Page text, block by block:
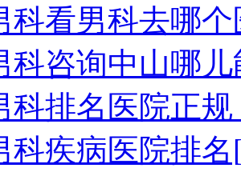
科看男科去哪
科咨询中山哪儿
科排名医院正
科疾病医院排